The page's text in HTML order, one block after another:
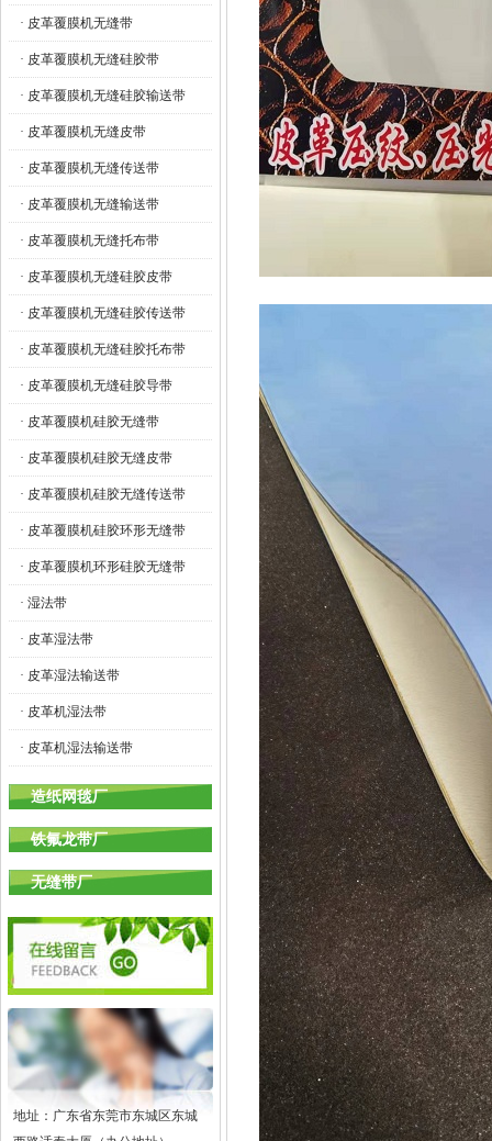
· 皮革覆膜机无缝带
· 皮革覆膜机无缝硅胶带
· 皮革覆膜机无缝硅胶输送带
· 皮革覆膜机无缝皮带
· 皮革覆膜机无缝传送带
· 皮革覆膜机无缝输送带
· 皮革覆膜机无缝托布带
· 皮革覆膜机无缝硅胶皮带
· 皮革覆膜机无缝硅胶传送带
· 皮革覆膜机无缝硅胶托布带
· 皮革覆膜机无缝硅胶导带
· 皮革覆膜机硅胶无缝带
· 皮革覆膜机硅胶无缝皮带
· 皮革覆膜机硅胶无缝传送带
· 皮革覆膜机硅胶环形无缝带
· 皮革覆膜机环形硅胶无缝带
· 湿法带
· 皮革湿法带
· 皮革湿法输送带
· 皮革机湿法带
· 皮革机湿法输送带
造纸网毯厂
铁氟龙带厂
无缝带厂
地址：广东省东莞市东城区东城